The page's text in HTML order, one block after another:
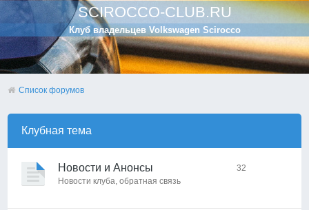
SCIROCCO-CLUB.RU
Клуб владельцев Volkswagen Scirocco
Список форумов
Клубная тема
Новости и Анонсы
Новости клуба, обратная связь
32